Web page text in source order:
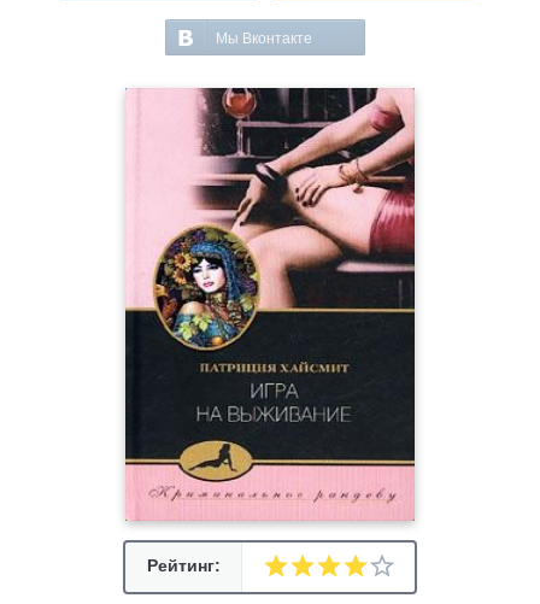
Мы Вконтакте
Рейтинг: